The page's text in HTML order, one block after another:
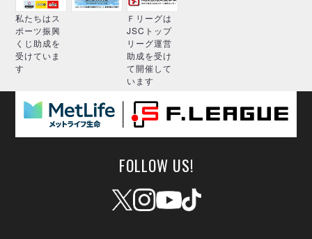
私たちはス
ポーツ振興
くじ助成を
受けていま
す
Ｆリーグは
JSCトップ
リーグ運営
助成を受け
て開催して
います
FOLLOW US!